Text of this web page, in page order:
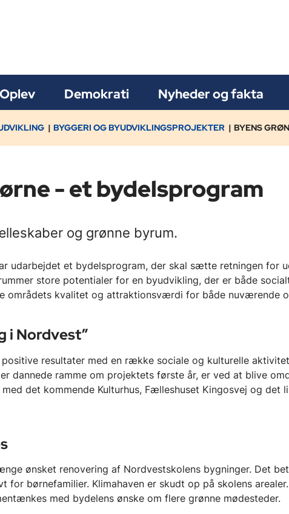
Oplev Demokrati Nyheder og fakta
BYGGERI OG BYUDVIKLINGSPROJEKTER BYENS
- et bydelsprogram
og grønne byrum.
udarbejdet et bydelsprogram, der skal sætte retningen for
store potentialer for en byudvikling, der er både
områdets kvalitet og attraktionsværdi for både nuværende
i Nordvest”
resultater med en række sociale og kulturelle
dannede ramme om projektets første år, er ved at blive
det kommende Kulturhus, Fælleshuset Kingosvej og det
ønsket renovering af Nordvestskolens bygninger. Det
børnefamilier. Klimahaven er skudt op på skolens
med bydelens ønske om flere grønne mødesteder.